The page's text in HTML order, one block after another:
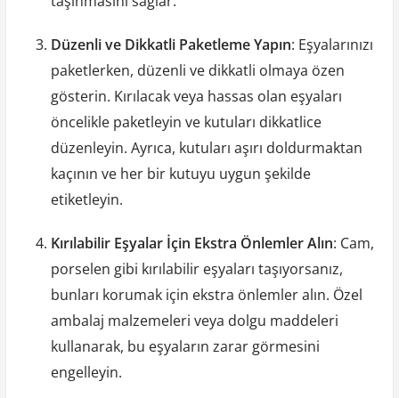
Düzenli ve Dikkatli Paketleme Yapın: Eşyalarınızı
paketlerken, düzenli ve dikkatli olmaya özen
gösterin. Kırılacak veya hassas olan eşyaları
öncelikle paketleyin ve kutuları dikkatlice
düzenleyin. Ayrıca, kutuları aşırı doldurmaktan
kaçının ve her bir kutuyu uygun şekilde
etiketleyin.
Kırılabilir Eşyalar İçin Ekstra Önlemler Alın: Cam,
porselen gibi kırılabilir eşyaları taşıyorsanız,
bunları korumak için ekstra önlemler alın. Özel
ambalaj malzemeleri veya dolgu maddeleri
kullanarak, bu eşyaların zarar görmesini
engelleyin.